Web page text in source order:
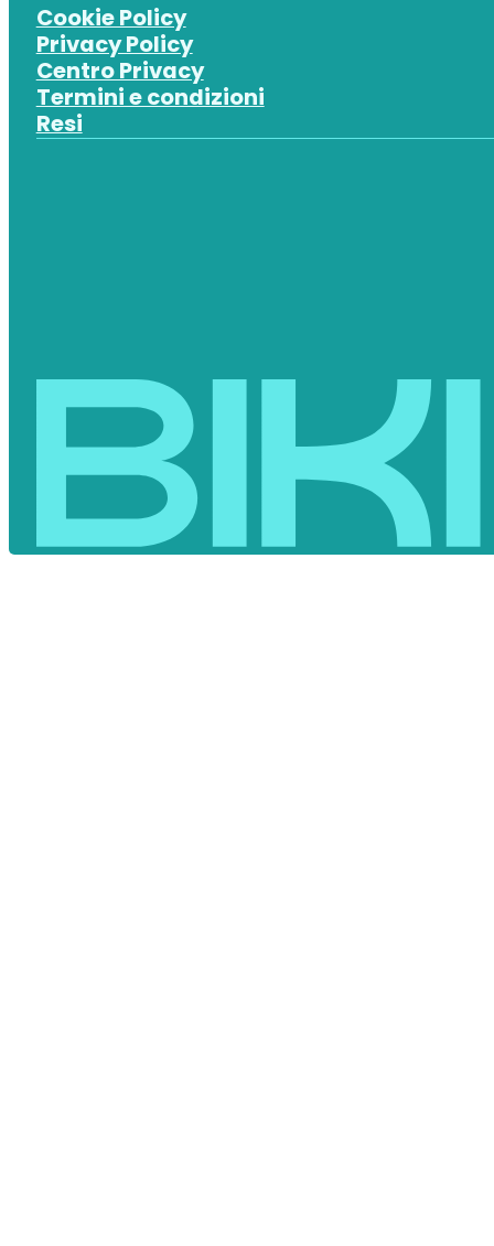
Cookie Policy
Privacy Policy
Centro Privacy
Termini e condizioni
Resi